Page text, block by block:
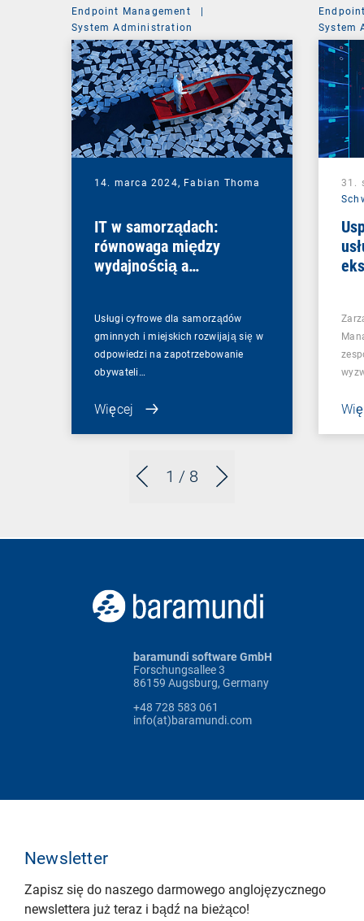
1 / 8
Endpoint Management
|
System Administration
14. marca 2024, Fabian Thoma
IT w samorządach:
równowaga między
wydajnością a
Usługi cyfrowe dla samorządów
gminnych i miejskich rozwijają się w
odpowiedzi na zapotrzebowanie
obywateli…
Więcej
System
31.
baramundi software GmbH
Forschungsallee 3
86159 Augsburg, Germany
+48 728 583 061
info(at)baramundi.com
Newsletter
Zapisz się do naszego darmowego anglojęzycznego
newslettera już teraz i bądź na bieżąco!